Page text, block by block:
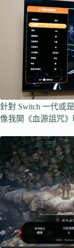
針對 Switch 一代或
像我開《血源詛咒